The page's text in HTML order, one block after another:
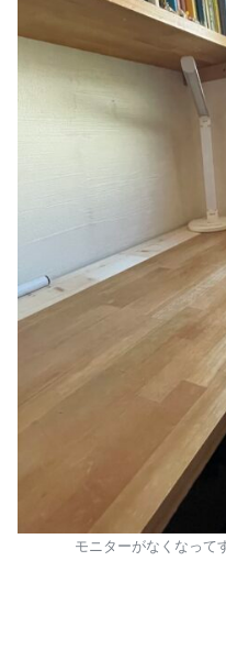
モニターがなくなって